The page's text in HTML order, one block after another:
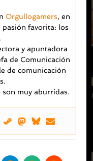
Orgullogamers, en
pasión favorita: los
y apuntadora
de Comunicación
de comunicación
son muy aburridas.